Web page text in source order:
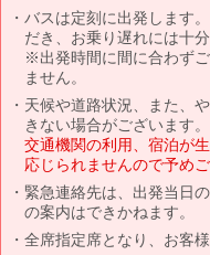
バスは定刻に出発します
だき、お乗り遅れには十
※出発時間に間に合わず
ません。
天候や道路状況、また、
きない場合がございます。
交通機関の利用、宿泊が
応じられませんので予めご
緊急連絡先は、出発当日
の案内はできかねます。
全席指定席となり、お客